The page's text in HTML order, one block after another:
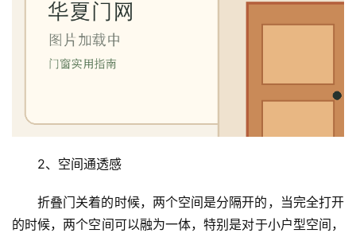
2、空间通透感
折叠门关着的时候，两个空间是分隔开的，当完全打开
的时候，两个空间可以融为一体，特别是对于小户型空间，